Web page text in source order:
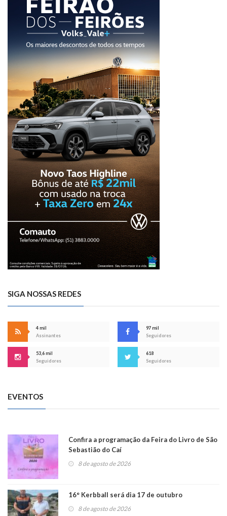
SIGA NOSSAS REDES
4 mil
Assinantes
97 mil
Seguidores
53,6 mil
Seguidores
618
Seguidores
EVENTOS
Confira a programação da Feira do Livro de São
Sebastião do Caí
8 de agosto de 2026
16° Kerbball será dia 17 de outubro
8 de agosto de 2026